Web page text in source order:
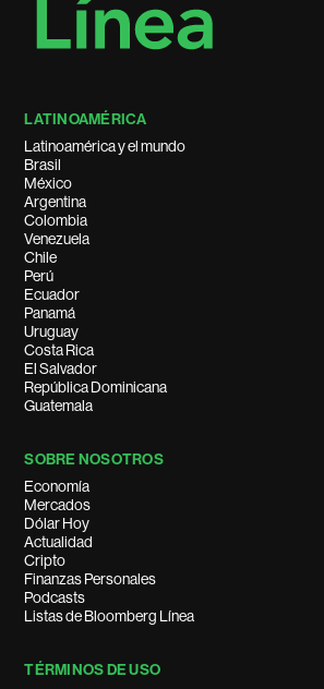
LATINOAMÉRICA
Latinoamérica y el mundo
Brasil
México
Argentina
Colombia
Venezuela
Chile
Perú
Ecuador
Panamá
Uruguay
Costa Rica
El Salvador
República Dominicana
Guatemala
SOBRE NOSOTROS
Economía
Mercados
Dólar Hoy
Actualidad
Cripto
Finanzas Personales
Podcasts
Listas de Bloomberg Línea
TÉRMINOS DE USO